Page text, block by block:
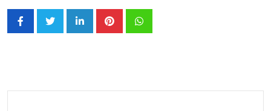
LinkedInPinterestWhatsapp